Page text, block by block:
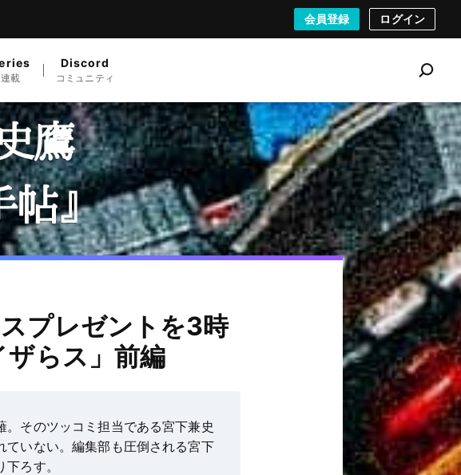
会員登録 ログイン
連載
Discord
コミュニティ
a
r
c
h
プレゼントを3時
らス」前編
そのツッコミ担当である宮下兼史
ていない。編集部も圧倒される宮下
ろす。